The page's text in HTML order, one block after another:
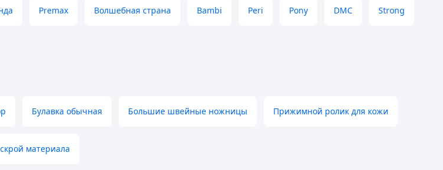
Premax Волшебная страна Bambi Peri Pony DMC Strong
Булавка обычная Большие швейные ножницы Прижимной ролик для кожи
материала